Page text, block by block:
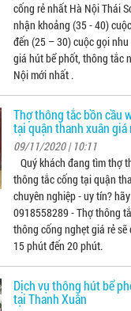
cống rẻ nhất Hà Nội Thái
nhận khoảng (35 - 40)
đến (25 – 30) cuộc gọi
giá hút bể phốt, thông tắc
Nội mới nhất .
Thợ thông tắc bồn cầu
tại quận thanh xuân giá
09/11/2020 | 10:11
Quý khách đang tìm thợ
thông tắc cống tại quận
chuyên nghiệp - uy tín?
0918558289 - Thợ thông
thông cống nghẹt giá rẻ
15 phút đến 20 phút.
Dịch vụ thông hút bể
tại Thanh Xuân